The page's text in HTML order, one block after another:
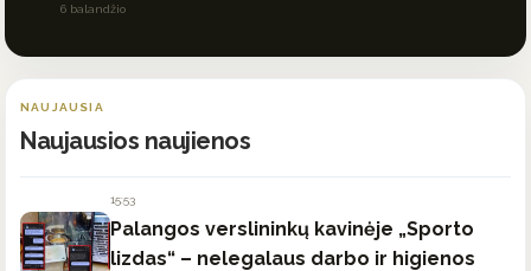
6 balandžio
NAUJAUSIA
Naujausios naujienos
15:53
Palangos verslininkų kavinėje „Sporto
lizdas“ – nelegalaus darbo ir higienos